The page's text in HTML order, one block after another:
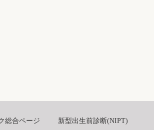
総合ページ
新型出生前診断(NIPT)